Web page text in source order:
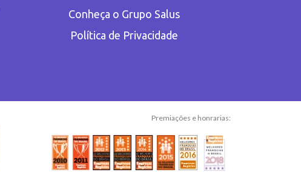
Conheça o Grupo Salus
Política de Privacidade
Premiações e honrarias: